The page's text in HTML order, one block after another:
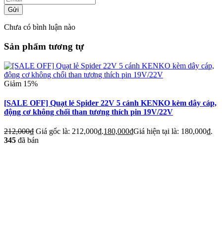
Gửi
Chưa có bình luận nào
Sản phẩm tương tự
Giảm 15%
[SALE OFF] Quạt lẻ Spider 22V 5 cánh KENKO kèm dây cáp,
động cơ không chổi than tương thích pin 19V/22V
212,000₫ Giá gốc là: 212,000₫.180,000₫Giá hiện tại là: 180,000₫.
345 đã bán